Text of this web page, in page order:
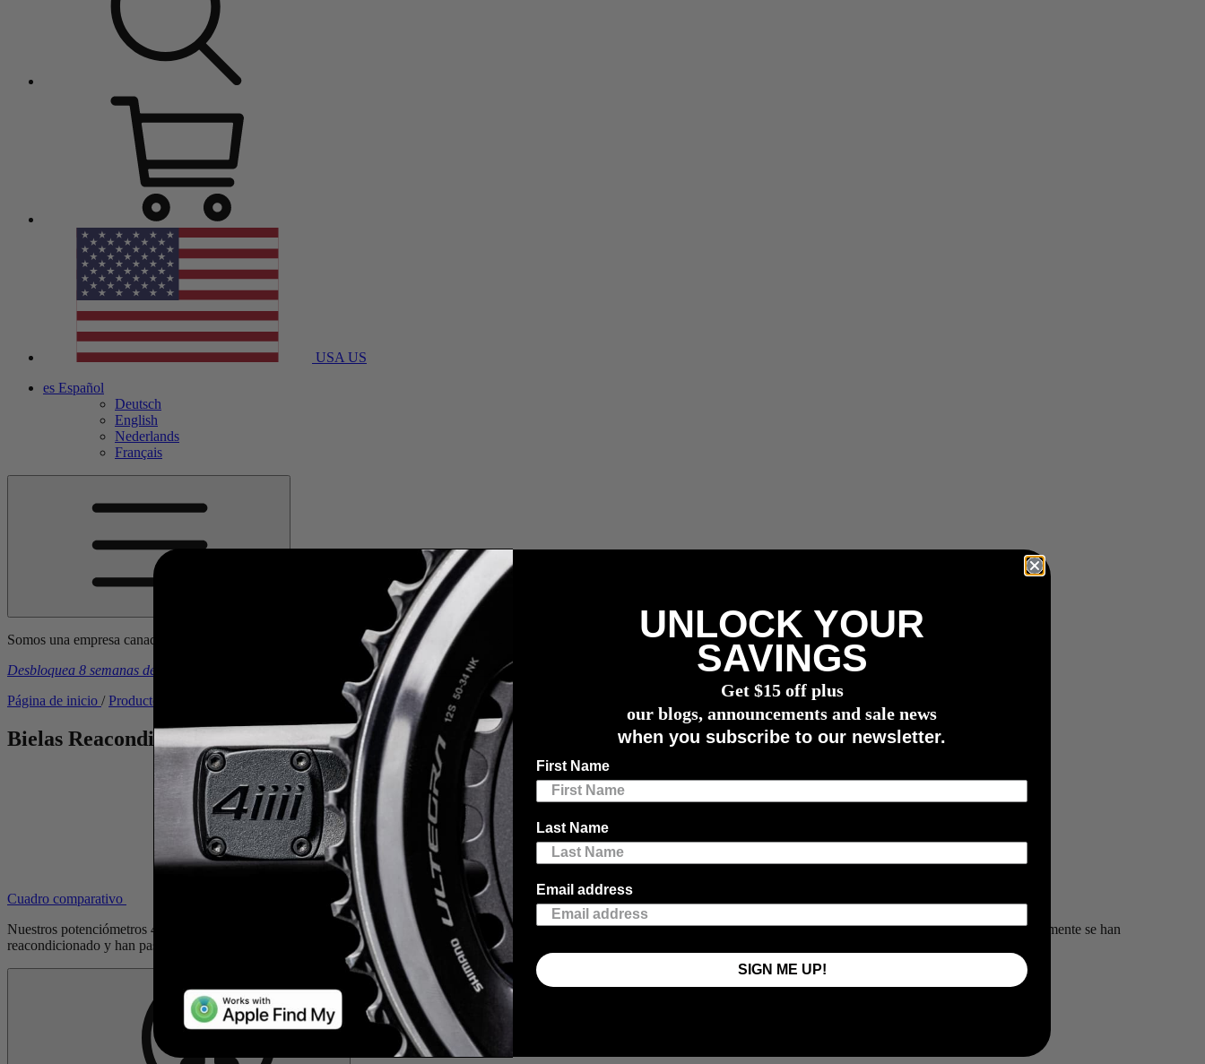
USA US
es Español
Deutsch
English
Nederlands
Français
Somos una empresa canadiense. Los precios incluyen todos los aranceles, impuestos y gastos de aduana.
Desbloquea 8 semanas de planes de entrenamiento gratuitos
con la compra de un potenciómetro
Página de inicio / Productos Bielas Reacondicionadas
Bielas Reacondicionadas
Cuadro comparativo
Nuestros potenciómetros 4iiii
incluyen un medidor de potencia 4iiii completamente nuevo en una bielaShimanoreciclada. Las bielas que se han usado anteriormente se han
reacondicionado y han pasado todos los controles de calidad correspondientes para comprobar su funcionalidad, pero pueden tener algunas imperfecciones cosméticas.
UNLOCK YOUR
SAVINGS
Get $15 off plus
our blogs, announcements and sale news
when you subscribe to our newsletter.
First Name
Last Name
Email address
SIGN ME UP!